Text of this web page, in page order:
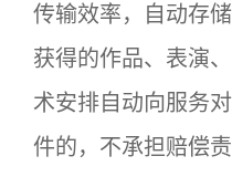
传输效率，自动存
获得的作品、表演
术安排自动向服务
件的，不承担赔偿责